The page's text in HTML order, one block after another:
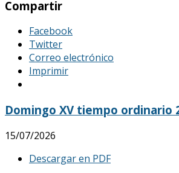
Compartir
Facebook
Twitter
Correo electrónico
Imprimir
Domingo XV tiempo ordinario
15/07/2026
Descargar en PDF